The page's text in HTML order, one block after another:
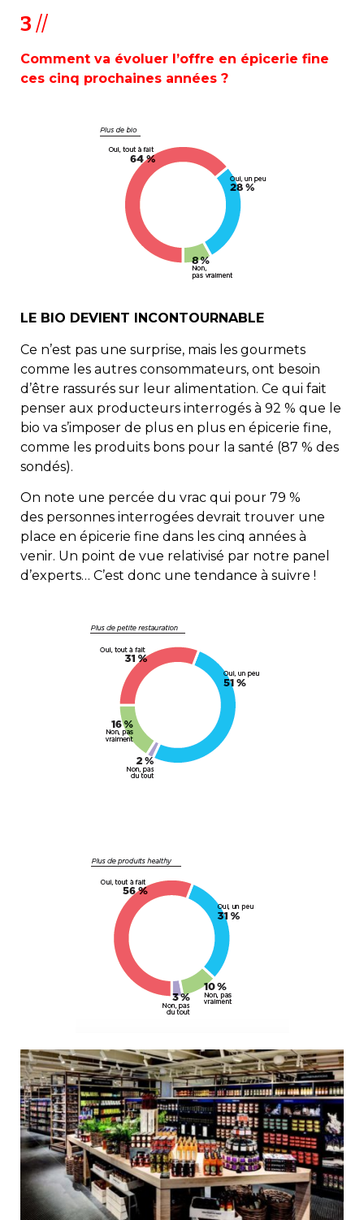
3 //
Comment va évoluer l’offre en épicerie fine
ces cinq prochaines années ?
LE BIO DEVIENT INCONTOURNABLE
Ce n’est pas une surprise, mais les gourmets
comme les autres consommateurs, ont besoin
d’être rassurés sur leur alimentation. Ce qui fait
penser aux producteurs interrogés à 92 % que le
bio va s’imposer de plus en plus en épicerie fine,
comme les produits bons pour la santé (87 % des
sondés).
On note une percée du vrac qui pour 79 %
des personnes interrogées devrait trouver une
place en épicerie fine dans les cinq années à
venir. Un point de vue relativisé par notre panel
d’experts… C’est donc une tendance à suivre !